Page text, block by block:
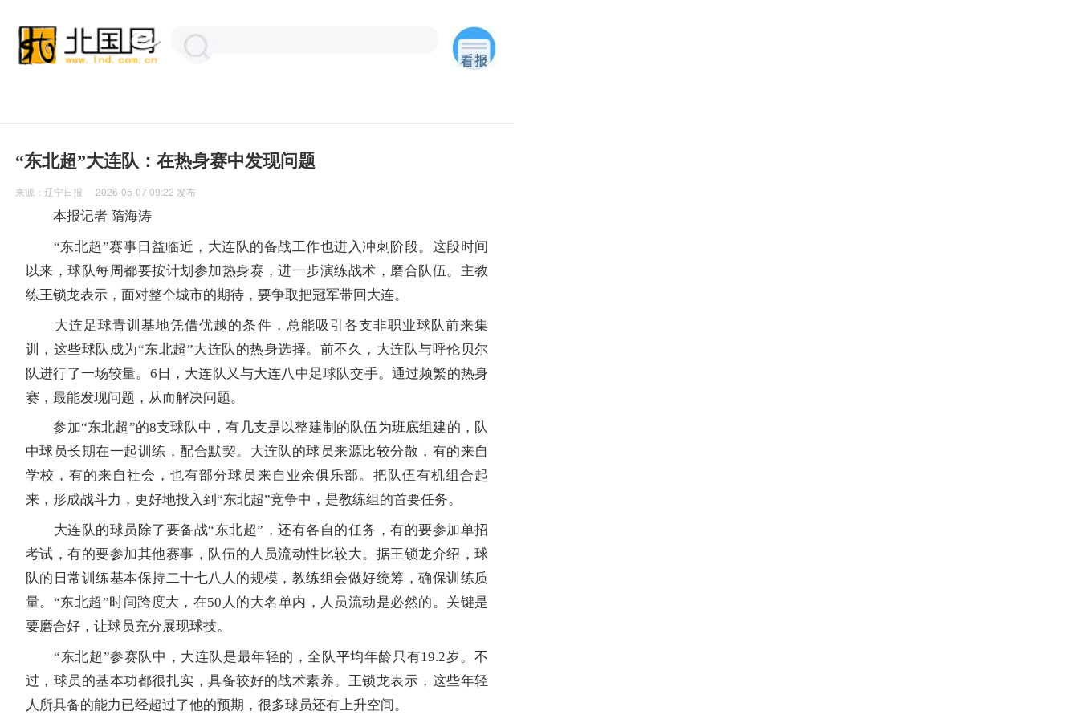
“东北超”大连队：在热身赛中发现问题
来源：辽宁日报 2026-05-07 09:22 发布
本报记者 隋海涛
“东北超”赛事日益临近，大连队的备战工作也进入冲刺阶段。这段时间
以来，球队每周都要按计划参加热身赛，进一步演练战术，磨合队伍。主教
练王锁龙表示，面对整个城市的期待，要争取把冠军带回大连。
大连足球青训基地凭借优越的条件，总能吸引各支非职业球队前来集
训，这些球队成为“东北超”大连队的热身选择。前不久，大连队与呼伦贝尔
队进行了一场较量。6日，大连队又与大连八中足球队交手。通过频繁的热身
赛，最能发现问题，从而解决问题。
参加“东北超”的8支球队中，有几支是以整建制的队伍为班底组建的，队
中球员长期在一起训练，配合默契。大连队的球员来源比较分散，有的来自
学校，有的来自社会，也有部分球员来自业余俱乐部。把队伍有机组合起
来，形成战斗力，更好地投入到“东北超”竞争中，是教练组的首要任务。
大连队的球员除了要备战“东北超”，还有各自的任务，有的要参加单招
考试，有的要参加其他赛事，队伍的人员流动性比较大。据王锁龙介绍，球
队的日常训练基本保持二十七八人的规模，教练组会做好统筹，确保训练质
量。“东北超”时间跨度大，在50人的大名单内，人员流动是必然的。关键是
要磨合好，让球员充分展现球技。
“东北超”参赛队中，大连队是最年轻的，全队平均年龄只有19.2岁。不
过，球员的基本功都很扎实，具备较好的战术素养。王锁龙表示，这些年轻
人所具备的能力已经超过了他的预期，很多球员还有上升空间。